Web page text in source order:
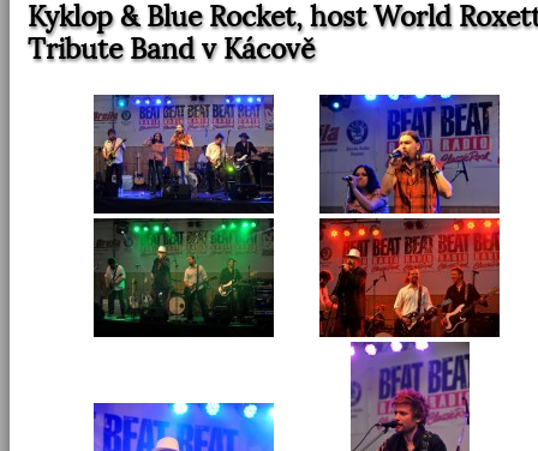
Kyklop & Blue Rocket, host World
Tribute Band v Kácově